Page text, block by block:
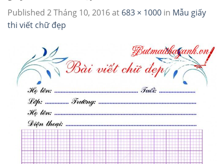
Published 2 Tháng 10, 2016at 683 × 1000 in Mẫu giấy
thi viết chữ đẹp